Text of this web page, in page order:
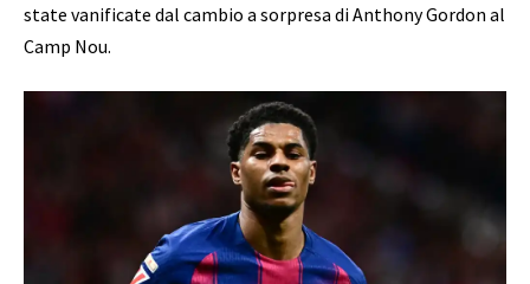
state vanificate dal cambio a sorpresa di Anthony Gordon al
Camp Nou.